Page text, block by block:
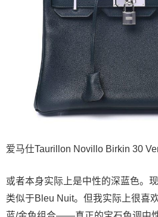
爱马仕Taurillon Novillo Birkin 30
或者本身实际上是中性的深蓝色。
类似于Bleu Nuit。但我实际上很喜